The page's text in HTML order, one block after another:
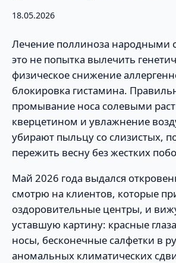
18.05.2026
Лечение поллиноза народными
это не попытка вылечить
физическое снижение
блокировка гистамина.
промывание носа солевыми
кверцетином и увлажнение
убирают пыльцу со слизистых,
пережить весну без жестких
Май 2026 года выдался
смотрю на клиентов, которые
оздоровительные центры, и
уставшую картину: красные
носы, бесконечные салфетки в
аномальных климатических